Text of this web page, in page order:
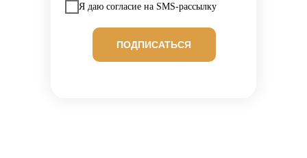
Я даю согласие на SMS-рассылку
ПОДПИСАТЬСЯ